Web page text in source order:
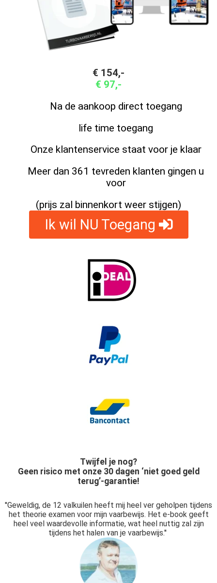
€ 154,-
€ 97,-
Na de aankoop direct toegang
life time toegang
Onze klantenservice staat voor je klaar
Meer dan 361 tevreden klanten gingen u
voor
(prijs zal binnenkort weer stijgen)
Ik wil NU Toegang
Twijfel je nog?
Geen risico met onze 30 dagen ‘niet goed geld
terug’-garantie!
''Geweldig, de 12 valkuilen heeft mij heel ver geholpen tijdens
het theorie examen voor mijn vaarbewijs. Het e-book geeft
heel veel waardevolle informatie, wat heel nuttig zal zijn
tijdens het halen van je vaarbewijs.''